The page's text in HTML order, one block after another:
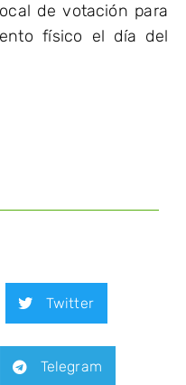
de votación para
físico el día del
Twitter
Telegram